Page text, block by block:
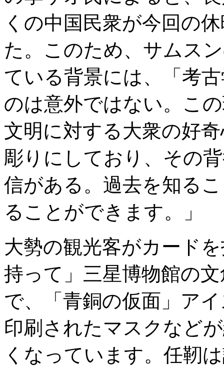
くの中国民衆が今回の
た。このため、サムス
ている背景には、「考
のは意外ではない。こ
文明に対する大衆の好
彫りにしており、その
信がある。過去を知る
ることができます。」
大勢の観光客がカード
持って」三星博物館の
で、「青銅の仮面」ア
印刷されたマスクなど
くなっています。任靭